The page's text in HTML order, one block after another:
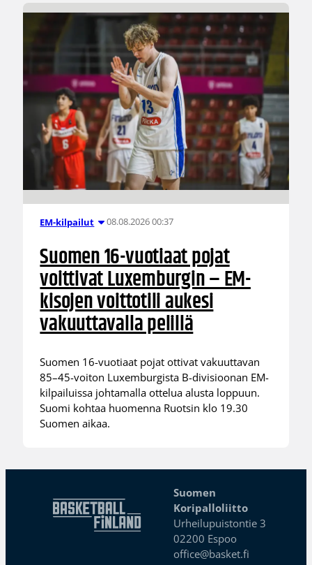
EM-kilpailut 08.08.2026 00:37
Suomen 16-vuotiaat pojat
voittivat Luxemburgin – EM-
kisojen voittotili aukesi
vakuuttavalla pelillä
Suomen 16-vuotiaat pojat ottivat vakuuttavan
85–45-voiton Luxemburgista B-divisioonan EM-
kilpailuissa johtamalla ottelua alusta loppuun.
Suomi kohtaa huomenna Ruotsin klo 19.30
Suomen aikaa.
Suomen
Koripalloliitto
Urheilupuistontie 3
02200 Espoo
office@basket.fi